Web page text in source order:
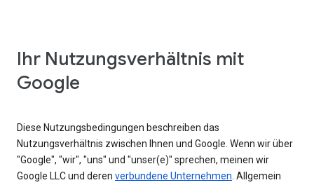
Ihr Nutzungsverhältnis mit
Google
Diese Nutzungsbedingungen beschreiben das
Nutzungsverhältnis zwischen Ihnen und Google. Wenn wir über
"Google", "wir", "uns" und "unser(e)" sprechen, meinen wir
Google LLC und deren verbundene Unternehmen . Allgemein